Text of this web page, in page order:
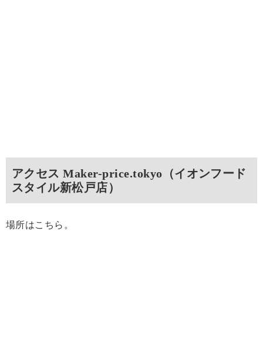
アクセス Maker-price.tokyo（イオンフード
スタイル新松戸店）
場所はこちら。